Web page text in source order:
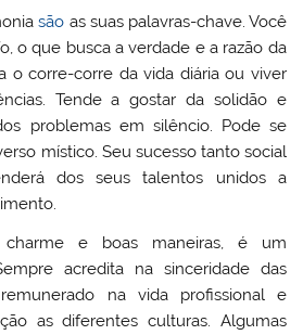
são as suas palavras-chave. Você
o que busca a verdade e a razão da
o corre-corre da vida diária ou viver
Tende a gostar da solidão e
problemas em silêncio. Pode se
místico. Seu sucesso tanto social
dos seus talentos unidos a
e boas maneiras, é um
acredita na sinceridade das
na vida profissional e
as diferentes culturas. Algumas